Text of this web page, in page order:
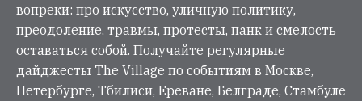
вопреки: про искусство, уличную политику,
преодоление, травмы, протесты, панк и смелость
оставаться собой. Получайте регулярные
дайджесты The Village по событиям в Москве,
Петербурге, Тбилиси, Ереване, Белграде, Стамбуле